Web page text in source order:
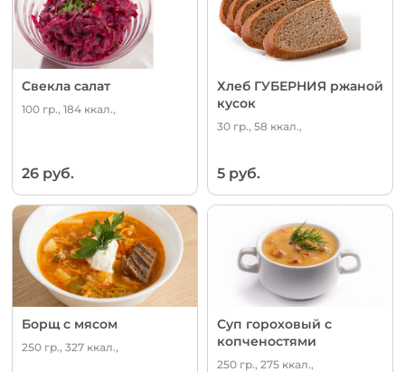
Свекла салат
100 гр., 184 ккал.,
26 руб.
Хлеб ГУБЕРНИЯ ржаной
кусок
30 гр., 58 ккал.,
5 руб.
Борщ с мясом
250 гр., 327 ккал.,
Суп гороховый с
копченостями
250 гр., 275 ккал.,